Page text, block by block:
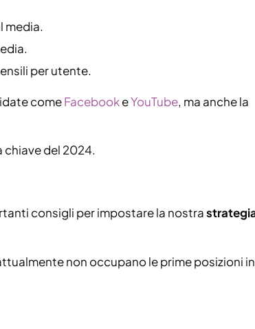
media.
per utente.
comeFacebookeYouTube, ma anche la
chiave del 2024.
consigli per impostare la nostra
non occupano le prime posizioni in